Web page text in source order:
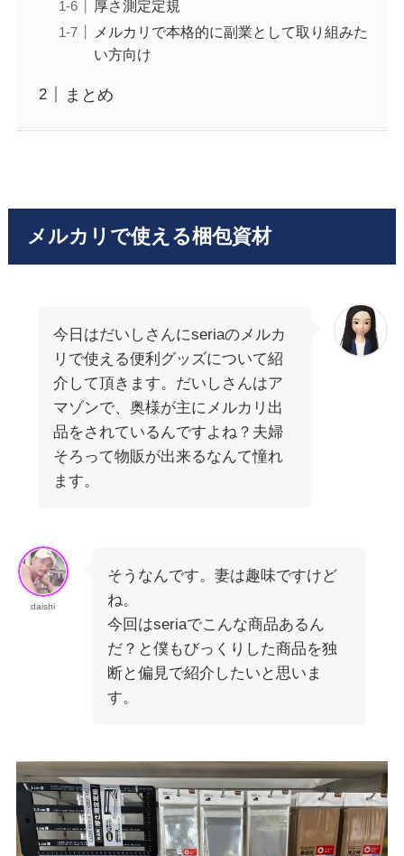
厚さ測定定規
メルカリで本格的に副業として取り組みた
い方向け
まとめ
メルカリで使える梱包資材
今日はだいしさんにseriaのメルカ
リで使える便利グッズについて紹
介して頂きます。だいしさんはア
マゾンで、奥様が主にメルカリ出
品をされているんですよね？夫婦
そろって物販が出来るなんて憧れ
ます。
daishi
そうなんです。妻は趣味ですけど
ね。
今回はseriaでこんな商品あるん
だ？と僕もびっくりした商品を独
断と偏見で紹介したいと思いま
す。